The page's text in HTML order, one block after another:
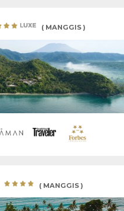
( MANGGIS )
( MANGGIS )